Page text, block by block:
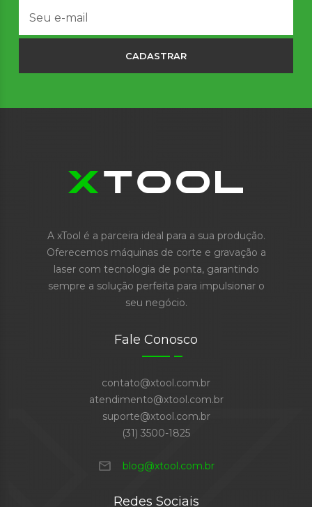
CADASTRAR
A xTool é a parceira ideal para a sua produção.
Oferecemos máquinas de corte e gravação a
laser com tecnologia de ponta, garantindo
sempre a solução perfeita para impulsionar o
seu negócio.
Fale Conosco
contato@xtool.com.br
atendimento@xtool.com.br
suporte@xtool.com.br
(31) 3500-1825
mail blog@xtool.com.br
Redes Sociais